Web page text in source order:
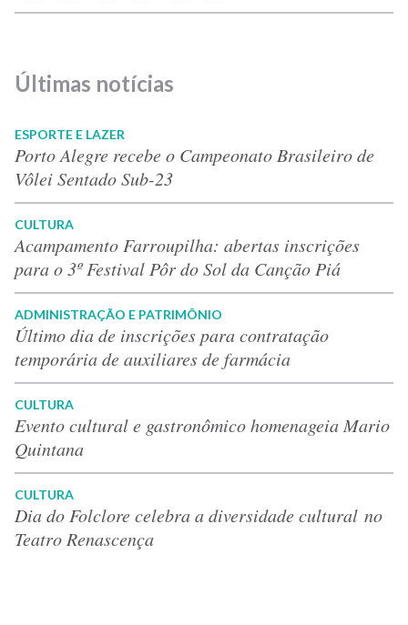
Últimas notícias
ESPORTE E LAZER
Porto Alegre recebe o Campeonato Brasileiro de
Vôlei Sentado Sub-23
CULTURA
Acampamento Farroupilha: abertas inscrições
para o 3º Festival Pôr do Sol da Canção Piá
ADMINISTRAÇÃO E PATRIMÔNIO
Último dia de inscrições para contratação
temporária de auxiliares de farmácia
CULTURA
Evento cultural e gastronômico homenageia Mario
Quintana
CULTURA
Dia do Folclore celebra a diversidade cultural no
Teatro Renascença